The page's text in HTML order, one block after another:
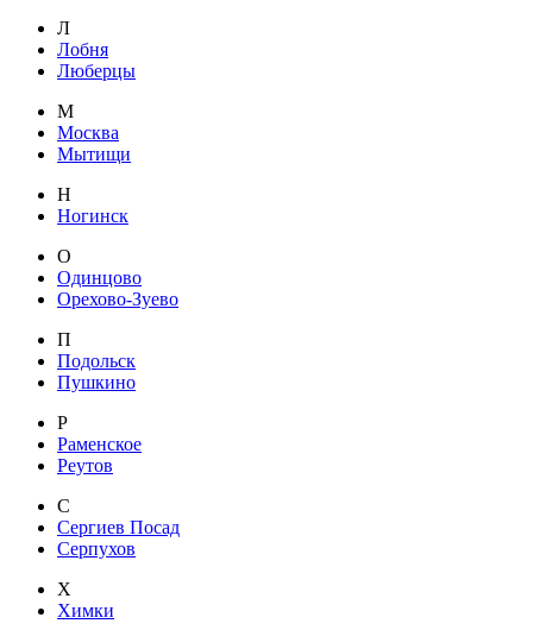
Л
Лобня
Люберцы
М
Москва
Мытищи
Н
Ногинск
О
Одинцово
Орехово-Зуево
П
Подольск
Пушкино
Р
Раменское
Реутов
С
Сергиев Посад
Серпухов
Х
Химки